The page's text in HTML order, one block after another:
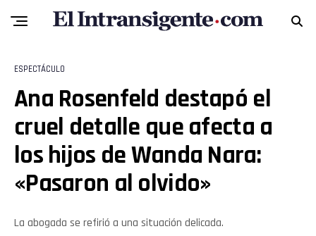
ESPECTÁCULO
Ana Rosenfeld destapó el
cruel detalle que afecta a
los hijos de Wanda Nara:
«Pasaron al olvido»
La abogada se refirió a una situación delicada.
Reddit
Whatsapp
Email